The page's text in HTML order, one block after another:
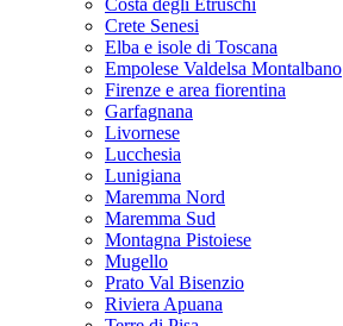
Costa degli Etruschi
Crete Senesi
Elba e isole di Toscana
Empolese Valdelsa Montalbano
Firenze e area fiorentina
Garfagnana
Livornese
Lucchesia
Lunigiana
Maremma Nord
Maremma Sud
Montagna Pistoiese
Mugello
Prato Val Bisenzio
Riviera Apuana